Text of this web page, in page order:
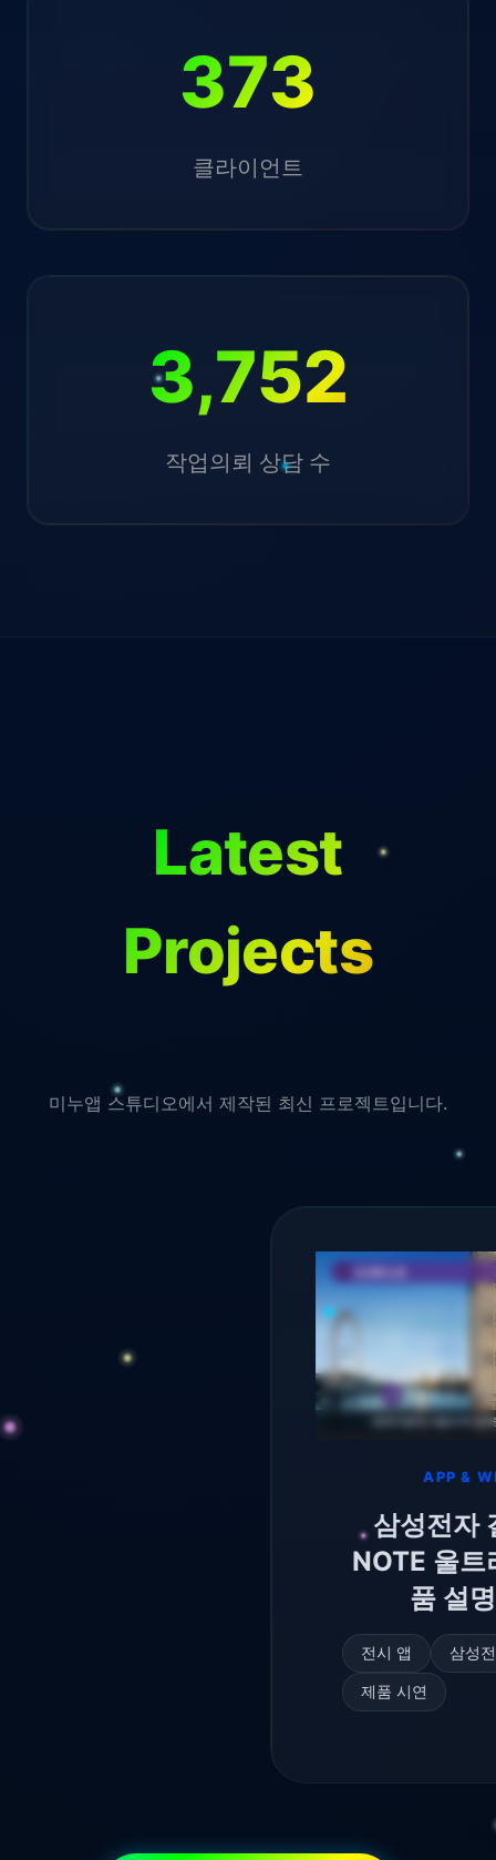
373
클라이언트
3,752
작업의뢰 상담 수
Latest
Projects
미누앱 스튜디오에서 제작된 최신 프로젝트입니다.
소프트 리니지 미